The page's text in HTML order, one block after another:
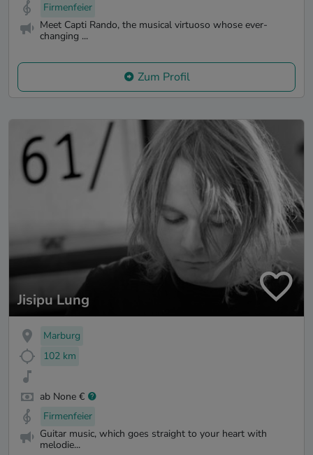
Firmenfeier
Meet Capti Rando, the musical virtuoso whose ever-
changing ...
Zum Profil
Jisipu Lung
Marburg
102 km
ab None €
Firmenfeier
Guitar music, which goes straight to your heart with
melodie...